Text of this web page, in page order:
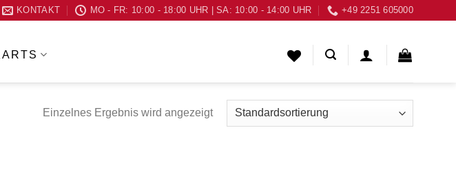
KONTAKT MO - FR: 10:00 - 18:00 UHR | SA: 10:00 - 14:00 UHR +49 2251 605000
Einzelnes Ergebnis wird angezeigt